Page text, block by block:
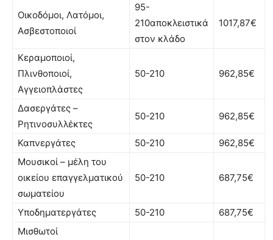
Οικοδόμοι, Λατόμοι,
Ασβεστοποιοί
95-
210αποκλειστικά
στον κλάδο
1017,87€
Κεραμοποιοί,
Πλινθοποιοί,
Αγγειοπλάστες
50-210 962,85€
Δασεργάτες –
Ρητινοσυλλέκτες
50-210 962,85€
Καπνεργάτες 50-210
962,85€
Μουσικοί – μέλη του
οικείου επαγγελματικού
σωματείου
50-210 687,75€
Υποδηματεργάτες 50-210
687,75€
Μισθωτοί